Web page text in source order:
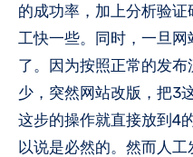
的成功率，加上分析验
工快一些。同时，一旦
了。因为按照正常的发
少，突然网站改版，把3
这步的操作就直接放到4
以说是必然的。然而人工